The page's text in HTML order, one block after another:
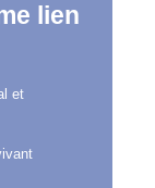
lien
et